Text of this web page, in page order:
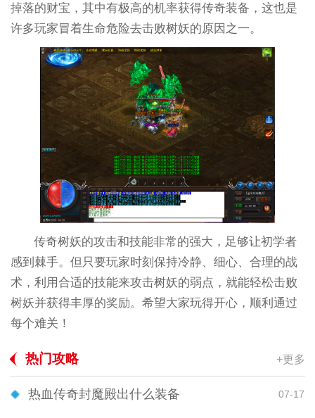
掉落的财宝，其中有极高的机率获得传奇装备，这也是
许多玩家冒着生命危险去击败树妖的原因之一。
传奇树妖的攻击和技能非常的强大，足够让初学者
感到棘手。但只要玩家时刻保持冷静、细心、合理的战
术，利用合适的技能来攻击树妖的弱点，就能轻松击败
树妖并获得丰厚的奖励。希望大家玩得开心，顺利通过
每个难关！
热门攻略 +更多
热血传奇封魔殿出什么装备 07-17